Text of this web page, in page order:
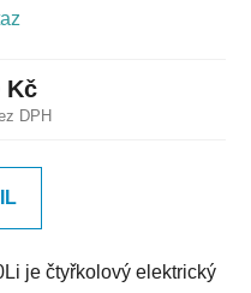
DPH
Kč
je čtyřkolový elektrický